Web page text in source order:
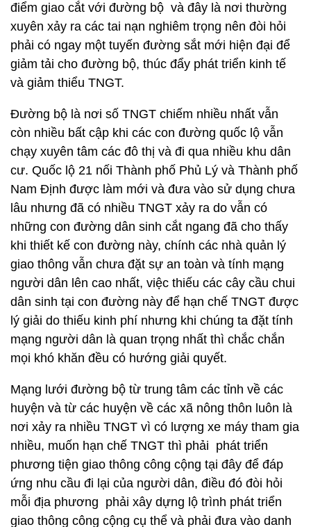
điểm giao cắt với đường bộ và đây là nơi thường
xuyên xảy ra các tai nạn nghiêm trọng nên đòi hỏi
phải có ngay một tuyến đường sắt mới hiện đại để
giảm tải cho đường bộ, thúc đẩy phát triển kinh tế
và giảm thiểu TNGT.
Đường bộ là nơi số TNGT chiếm nhiều nhất vẫn
còn nhiều bất cập khi các con đường quốc lộ vẫn
chạy xuyên tâm các đô thị và đi qua nhiều khu dân
cư. Quốc lộ 21 nối Thành phố Phủ Lý và Thành phố
Nam Định được làm mới và đưa vào sử dụng chưa
lâu nhưng đã có nhiều TNGT xảy ra do vẫn có
những con đường dân sinh cắt ngang đã cho thấy
khi thiết kế con đường này, chính các nhà quản lý
giao thông vẫn chưa đặt sự an toàn và tính mạng
người dân lên cao nhất, việc thiếu các cây cầu chui
dân sinh tại con đường này để hạn chế TNGT được
lý giải do thiếu kinh phí nhưng khi chúng ta đặt tính
mạng người dân là quan trọng nhất thì chắc chắn
mọi khó khăn đều có hướng giải quyết.
Mạng lưới đường bộ từ trung tâm các tỉnh về các
huyện và từ các huyện về các xã nông thôn luôn là
nơi xảy ra nhiều TNGT vì có lượng xe máy tham gia
nhiều, muốn hạn chế TNGT thì phải phát triển
phương tiện giao thông công cộng tại đây để đáp
ứng nhu cầu đi lại của người dân, điều đó đòi hỏi
mỗi địa phương phải xây dựng lộ trình phát triển
giao thông công cộng cụ thể và phải đưa vào danh